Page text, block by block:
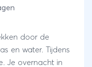
door de
en water. Tijdens
Je overnacht in